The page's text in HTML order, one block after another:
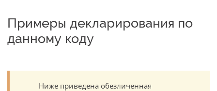
Примеры декларирования по
данному коду
Ниже приведена обезличенная